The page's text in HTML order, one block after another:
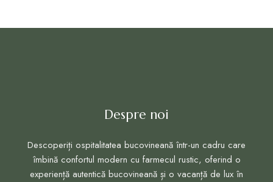
Despre noi
Descoperiți ospitalitatea bucovineană într-un cadru care
îmbină confortul modern cu farmecul rustic, oferind o
experiență autentică bucovineană și o vacanță de lux în